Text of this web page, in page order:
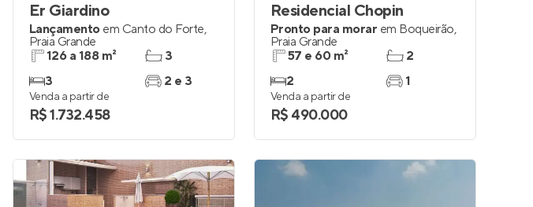
Er Giardino
Lançamento em Canto do Forte,
Praia Grande
126 a 188 m²
3
3
2 e 3
Venda a partir de
R$ 1.732.458
Residencial Chopin
Pronto para morar em Boqueirão,
Praia Grande
57 e 60 m²
2
2
1
Venda a partir de
R$ 490.000